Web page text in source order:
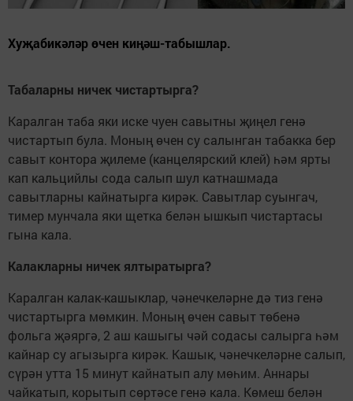
Хуҗабикәләр өчен киңәш-табышлар.
Табаларны ничек чистартырга?
Каралган таба яки иске чуен савытны җиңел генә
чистартып була. Моның өчен су салынган табакка бер
савыт контора җилеме (канцелярский клей) һәм ярты
кап кальцийлы сода салып шул катнашмада
савытларны кайнатырга кирәк. Савытлар суынгач,
тимер мунчала яки щетка белән ышкып чистартасы
гына кала.
Калакларны ничек ялтыратырга?
Каралган калак-кашыклар, чәнечкеләрне дә тиз генә
чистартырга мөмкин. Моның өчен савыт төбенә
фольга җәяргә, 2 аш кашыгы чәй содасы салырга һәм
кайнар су агызырга кирәк. Кашык, чәнечкеләрне салып,
сүрән утта 15 минут кайнатып алу мөһим. Аннары
чайкатып, корытып сөртәсе генә кала. Көмеш белән